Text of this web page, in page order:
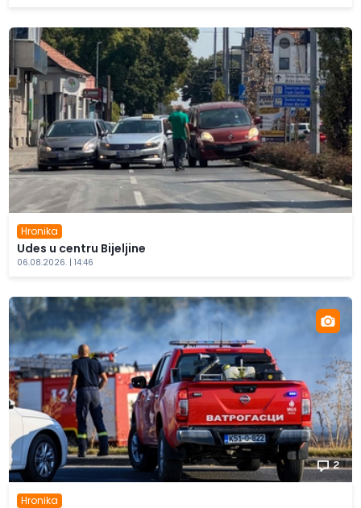
Hronika
Udes u centru Bijeljine
06.08.2026. | 14:46
2
Hronika